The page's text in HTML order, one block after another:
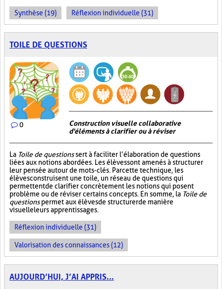
Synthèse (19) Réflexion individuelle (31)
TOILE DE QUESTIONS
0
Construction visuelle collaborative
d'éléments à clarifier ou à réviser
La Toile de questionssert à faciliter l’élaboration de questions
liées aux notions abordées. Les élèves sont amenés à structurer
leur pensée autour de mots-clés. Par cette technique, les
élèves construisent une toile, un réseau de questions qui
permettent de clarifier concrètement les notions qui posent
problème ou de réviser certains concepts. En somme, la Toile de
questionspermet aux élèves de structurer de manière
visuelle leurs apprentissages.
Réflexion individuelle (31)
Valorisation des connaissances (12)
AUJOURD’HUI, J’AI APPRIS...